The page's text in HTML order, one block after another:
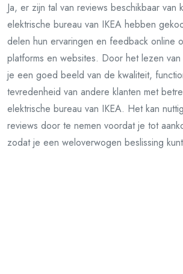
Ja, er zijn tal van reviews beschikbaar van
elektrische bureau van IKEA hebben
delen hun ervaringen en feedback online
platforms en websites. Door het lezen
je een goed beeld van de kwaliteit,
tevredenheid van andere klanten met
elektrische bureau van IKEA. Het kan
reviews door te nemen voordat je tot
zodat je een weloverwogen beslissing